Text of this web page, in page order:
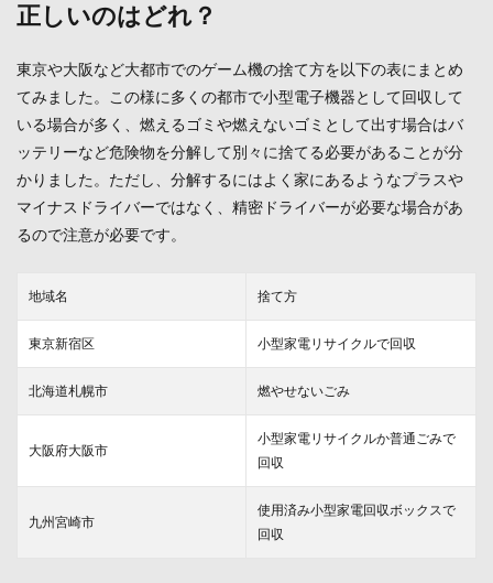
まと
正しいのはどれ？
東京や大阪など大都市でのゲーム機の捨て方を以下の表にまとめ
てみました。この様に多くの都市で小型電子機器として回収して
いる場合が多く、燃えるゴミや燃えないゴミとして出す場合はバ
ッテリーなど危険物を分解して別々に捨てる必要があることが分
かりました。ただし、分解するにはよく家にあるようなプラスや
マイナスドライバーではなく、精密ドライバーが必要な場合があ
るので注意が必要です。
地域名 捨て方
東京新宿区 小型家電リサイクルで回収
北海道札幌市 燃やせないごみ
大阪府大阪市
小型家電リサイクルか普通ごみで
回収
九州宮崎市
使用済み小型家電回収ボックスで
回収